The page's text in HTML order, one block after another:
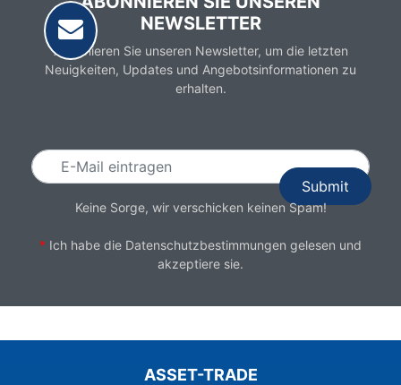
NEWSLETTER
Abonnieren Sie unseren Newsletter, um die letzten
Neuigkeiten, Updates und Angebotsinformationen zu
erhalten.
Keine Sorge, wir verschicken keinen Spam!
* Ich habe die Datenschutzbestimmungen gelesen und
akzeptiere sie.
ASSET-TRADE